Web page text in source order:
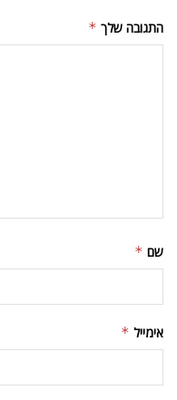
התגובה שלך *
שם *
אימייל *